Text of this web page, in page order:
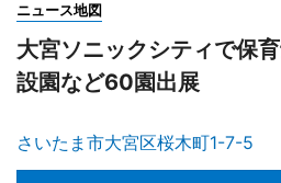
ニュース地図
大宮ソニックシティで保
設園など60園出展
さいたま市大宮区桜木町1-7-5